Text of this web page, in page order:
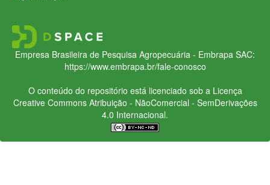
Empresa Brasileira de Pesquisa Agropecuária - Embrapa SAC:
https://www.embrapa.br/fale-conosco
O conteúdo do repositório está licenciado sob a Licença
Creative CommonsAtribuição - NãoComercial - SemDerivações
4.0 Internacional.